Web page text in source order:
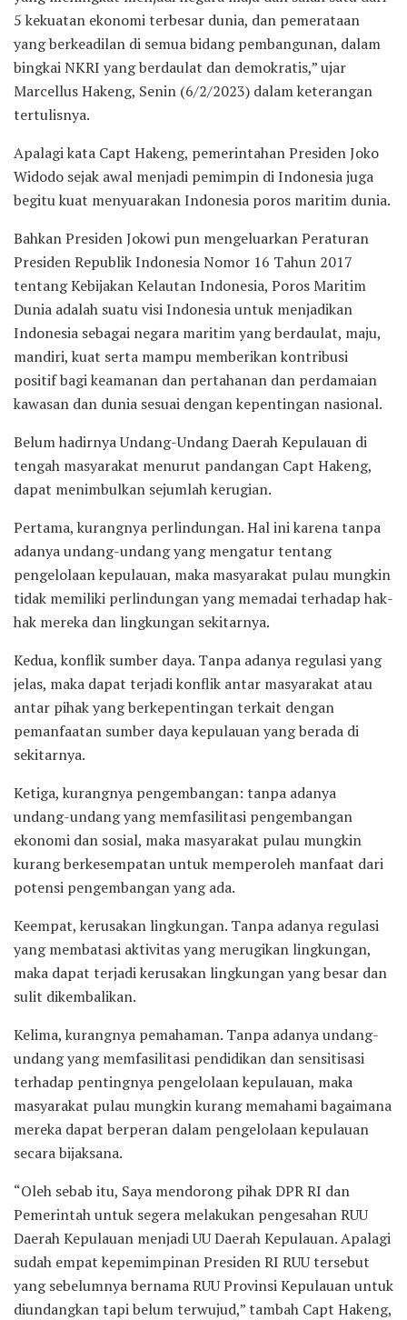
5 kekuatan ekonomi terbesar dunia, dan pemerataan
yang berkeadilan di semua bidang pembangunan, dalam
bingkai NKRI yang berdaulat dan demokratis,” ujar
Marcellus Hakeng, Senin (6/2/2023) dalam keterangan
tertulisnya.
Apalagi kata Capt Hakeng, pemerintahan Presiden Joko
Widodo sejak awal menjadi pemimpin di Indonesia juga
begitu kuat menyuarakan Indonesia poros maritim dunia.
Bahkan Presiden Jokowi pun mengeluarkan Peraturan
Presiden Republik Indonesia Nomor 16 Tahun 2017
tentang Kebijakan Kelautan Indonesia, Poros Maritim
Dunia adalah suatu visi Indonesia untuk menjadikan
Indonesia sebagai negara maritim yang berdaulat, maju,
mandiri, kuat serta mampu memberikan kontribusi
positif bagi keamanan dan pertahanan dan perdamaian
kawasan dan dunia sesuai dengan kepentingan nasional.
Belum hadirnya Undang-Undang Daerah Kepulauan di
tengah masyarakat menurut pandangan Capt Hakeng,
dapat menimbulkan sejumlah kerugian.
Pertama, kurangnya perlindungan. Hal ini karena tanpa
adanya undang-undang yang mengatur tentang
pengelolaan kepulauan, maka masyarakat pulau mungkin
tidak memiliki perlindungan yang memadai terhadap hak-
hak mereka dan lingkungan sekitarnya.
Kedua, konflik sumber daya. Tanpa adanya regulasi yang
jelas, maka dapat terjadi konflik antar masyarakat atau
antar pihak yang berkepentingan terkait dengan
pemanfaatan sumber daya kepulauan yang berada di
sekitarnya.
Ketiga, kurangnya pengembangan: tanpa adanya
undang-undang yang memfasilitasi pengembangan
ekonomi dan sosial, maka masyarakat pulau mungkin
kurang berkesempatan untuk memperoleh manfaat dari
potensi pengembangan yang ada.
Keempat, kerusakan lingkungan. Tanpa adanya regulasi
yang membatasi aktivitas yang merugikan lingkungan,
maka dapat terjadi kerusakan lingkungan yang besar dan
sulit dikembalikan.
Kelima, kurangnya pemahaman. Tanpa adanya undang-
undang yang memfasilitasi pendidikan dan sensitisasi
terhadap pentingnya pengelolaan kepulauan, maka
masyarakat pulau mungkin kurang memahami bagaimana
mereka dapat berperan dalam pengelolaan kepulauan
secara bijaksana.
“Oleh sebab itu, Saya mendorong pihak DPR RI dan
Pemerintah untuk segera melakukan pengesahan RUU
Daerah Kepulauan menjadi UU Daerah Kepulauan. Apalagi
sudah empat kepemimpinan Presiden RI RUU tersebut
yang sebelumnya bernama RUU Provinsi Kepulauan untuk
diundangkan tapi belum terwujud,” tambah Capt Hakeng,